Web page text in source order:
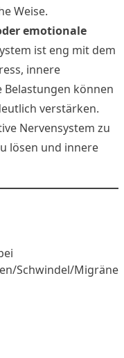
Weise.
emotionale
ist eng mit dem
innere
Belastungen können
verstärken.
Nervensystem zu
lösen und innere
Schwindel/Migräne